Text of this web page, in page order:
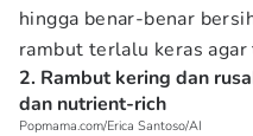
hingga benar-benar
rambut terlalu keras
2. Rambut kering dan
dan nutrient-rich
Popmama.com/Erica Santoso/AI